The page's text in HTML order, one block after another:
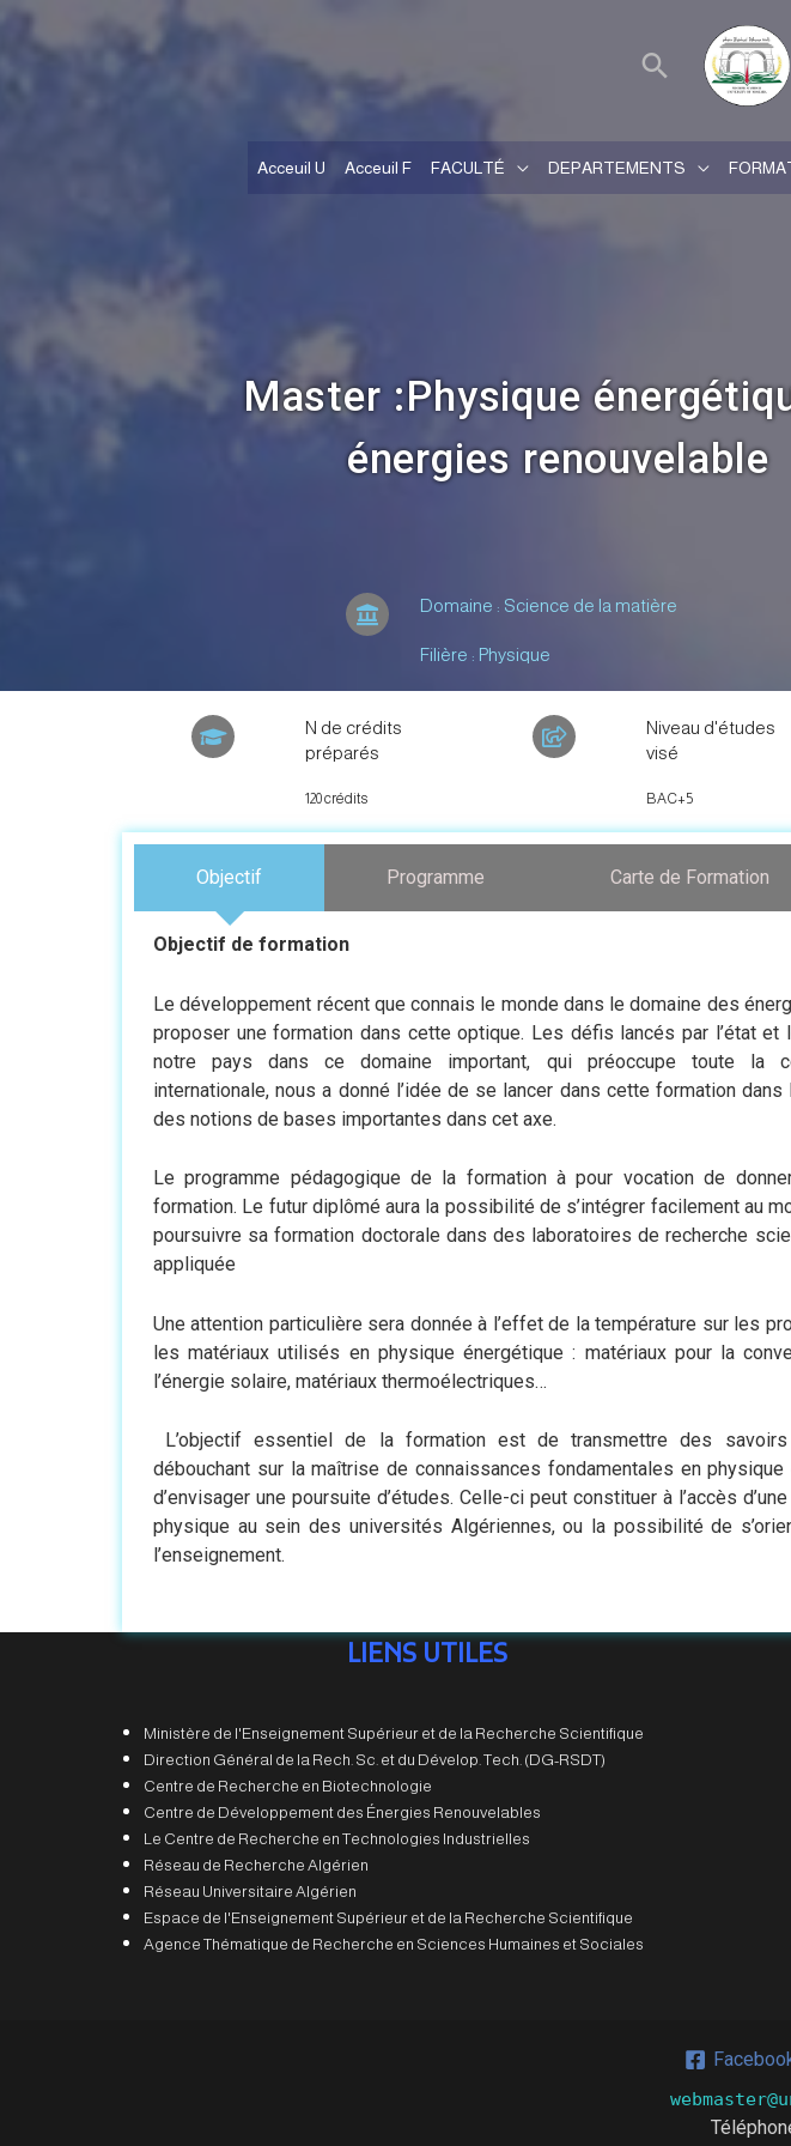
Acceuil U Acceuil F FACULTÉ DEPARTEMENTS
Master :Physique
énergies renouvelable
Domaine : Science de la matière
Filière : Physique
N de crédits
préparés
120 crédits
Niveau d'études
visé
BAC+5
Objectif Programme Carte de Formation
Objectif de formation
Le développement récent que connais le monde dans le domaine des
proposer une formation dans cette optique. Les défis lancés par l’état
notre pays dans ce domaine important, qui préoccupe toute la
internationale, nous a donné l’idée de se lancer dans cette formation dans
des notions de bases importantes dans cet axe.
Le programme pédagogique de la formation à pour vocation de
formation. Le futur diplômé aura la possibilité de s’intégrer facilement au
poursuivre sa formation doctorale dans des laboratoires de recherche
appliquée
Une attention particulière sera donnée à l’effet de la température sur les
les matériaux utilisés en physique énergétique : matériaux pour la
l’énergie solaire, matériaux thermoélectriques…
L’objectif essentiel de la formation est de transmettre des savoirs
débouchant sur la maîtrise de connaissances fondamentales en
d’envisager une poursuite d’études. Celle-ci peut constituer à l’accès
physique au sein des universités Algériennes, ou la possibilité de
l’enseignement.
LIENS UTILES
Ministère de l'Enseignement Supérieur et de la Recherche Scientifique
Direction Général de la Rech. Sc. et du Dévelop. Tech. (DG-RSDT)
Centre de Recherche en Biotechnologie
Centre de Développement des Énergies Renouvelables
Le Centre de Recherche en Technologies Industrielles
Réseau de Recherche Algérien
Réseau Universitaire Algérien
Espace de l'Enseignement Supérieur et de la Recherche Scientifique
Agence Thématique de Recherche en Sciences Humaines et Sociales